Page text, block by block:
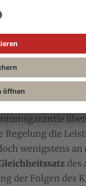
Wortlaut bis
der Gesetzgeber
nach
beruft sich
Regelung die
wenigstens
des
der Folgen des